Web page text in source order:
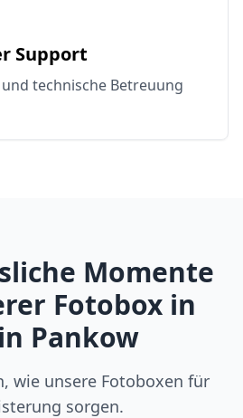
Support
technische Betreuung
Momente
Fotobox in
Pankow
wie unsere Fotoboxen für
sorgen.